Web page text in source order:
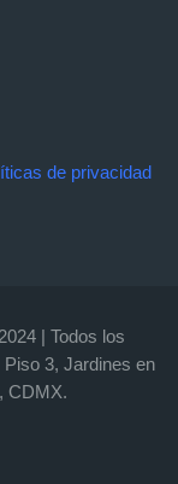
de privacidad
| Todos los
3, Jardines en
CDMX.